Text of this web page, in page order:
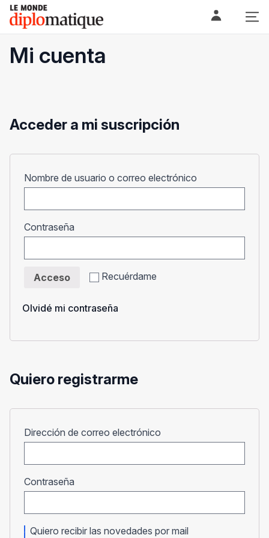
Skip
content
Le monde diplomatique
Mi cuenta
Acceder a mi suscripción
Nombre de usuario o correo electrónico
Contraseña
Recuérdame
Acceso
Olvidé mi contraseña
Quiero registrarme
Dirección de correo electrónico
Contraseña
Quiero recibir las novedades por mail